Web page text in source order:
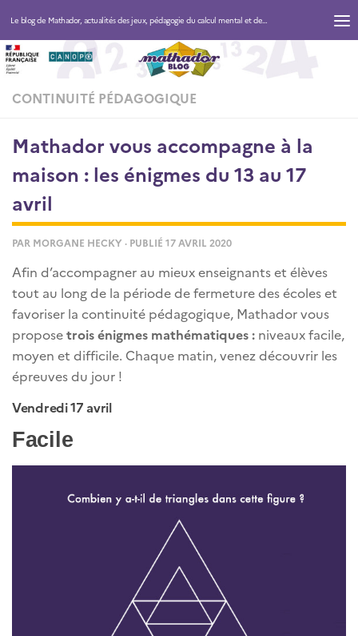
CONTINUITÉ PÉDAGOGIQUE
Mathador vous accompagne à la
maison : les énigmes du 13 au 17
avril
PAR MORGANE HECKY · PUBLIÉ 17 AVRIL 2020
Afin d’accompagner au mieux enseignants et élèves
tout au long de la période de fermeture des écoles et
favoriser la continuité pédagogique, Mathador vous
proposetrois énigmes mathématiques : niveaux facile,
moyen et difficile. Chaque matin, venez découvrir les
épreuves du jour !
Vendredi 17 avril
Facile